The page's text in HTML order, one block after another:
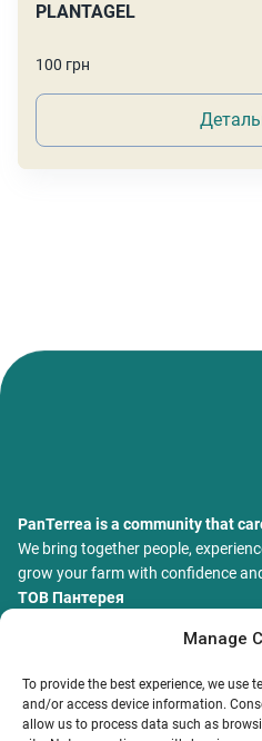
Manage
To provide the best experience, we use
and/or access device information.
allow us to process data such as
PLANTAGEL
100 грн
PanTerrea is a community that
We bring together people,
grow your farm with confidence
ТОВ Пантерея
76018, Україна, Івано-
будинок 23